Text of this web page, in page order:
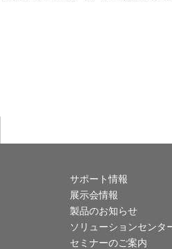
サポート情報
展示会情報
製品のお知らせ
ソリューションセンタ
セミナーのご案内